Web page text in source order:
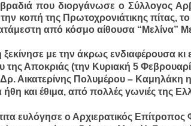
βραδιά που διοργάνωσε ο Σύλλογος
την κοπή της Πρωτοχρονιάτικης πίτας,
από κόσμο αίθουσα “Μελίνα”
με την άκρως ενδιαφέρουσα κι
της Αποκριάς (την Κυριακή 5
Αικατερίνης Πολυμέρου – Καμηλάκη
ήθη και έθιμα, από πολλές γωνιές της
ευλόγησε ο Αρχιερατικός